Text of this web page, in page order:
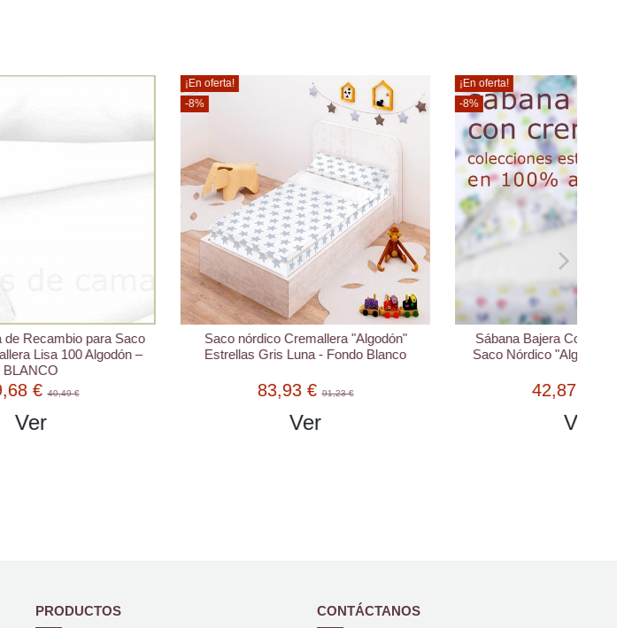
Saco nórdico Cremallera "Algodón"
Estrellas Gris Luna - Fondo Blanco
¡En oferta!
-8%
Sábana Bajera Con Cremallera para
Saco Nórdico "Algodón" Estampados
PRODUCTOS CONTÁCTANOS